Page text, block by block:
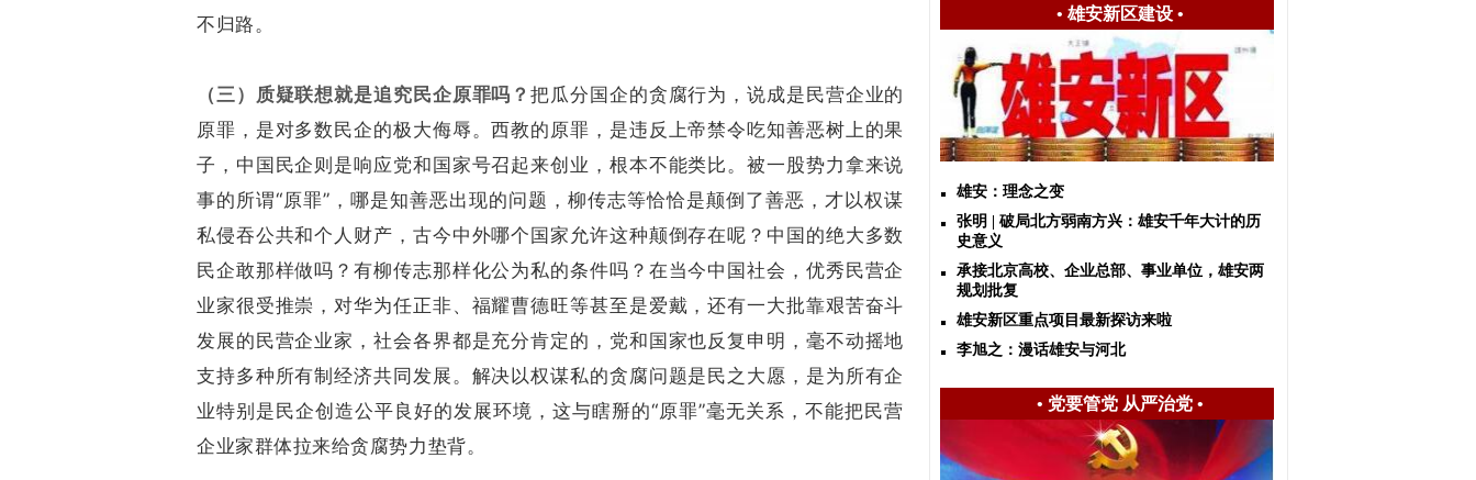
不归路。
（三）质疑联想就是追究民企原罪吗？把瓜分国企的贪腐行为，说成是民营企业的
原罪，是对多数民企的极大侮辱。西教的原罪，是违反上帝禁令吃知善恶树上的果
子，中国民企则是响应党和国家号召起来创业，根本不能类比。被一股势力拿来说
事的所谓“原罪”，哪是知善恶出现的问题，柳传志等恰恰是颠倒了善恶，才以权谋
私侵吞公共和个人财产，古今中外哪个国家允许这种颠倒存在呢？中国的绝大多数
民企敢那样做吗？有柳传志那样化公为私的条件吗？在当今中国社会，优秀民营企
业家很受推崇，对华为任正非、福耀曹德旺等甚至是爱戴，还有一大批靠艰苦奋斗
发展的民营企业家，社会各界都是充分肯定的，党和国家也反复申明，毫不动摇地
支持多种所有制经济共同发展。解决以权谋私的贪腐问题是民之大愿，是为所有企
业特别是民企创造公平良好的发展环境，这与瞎掰的“原罪”毫无关系，不能把民营
企业家群体拉来给贪腐势力垫背。
• 雄安新区建设•
雄安：理念之变
张明 | 破局北方弱南方兴：雄安千年大计的历
史意义
承接北京高校、企业总部、事业单位，雄安两
规划批复
雄安新区重点项目最新探访来啦
李旭之：漫话雄安与河北
• 党要管党 从严治党•